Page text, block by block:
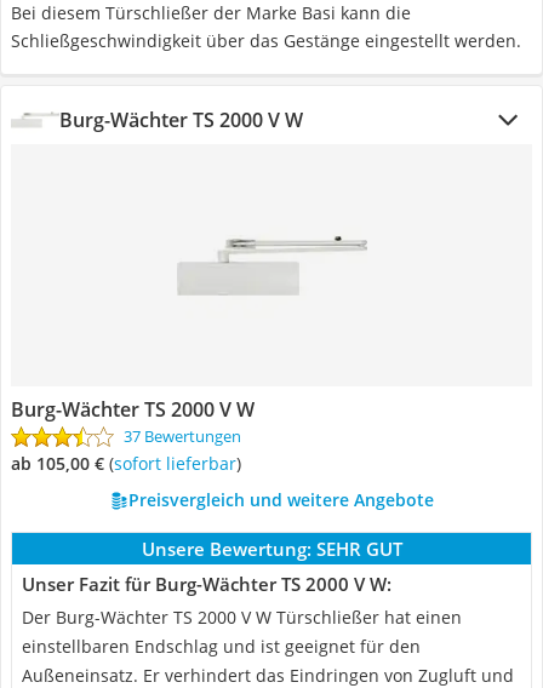
Bei diesem Türschließer der Marke Basi kann die
Schließgeschwindigkeit über das Gestänge eingestellt werden.
Burg-Wächter TS 2000 V W
Burg-Wächter TS 2000 V W
37 Bewertungen
ab 105,00 € ( Sofort lieferbar)
Preisvergleich und weitere Angebote
Unsere Bewertung: SEHR GUT
Unser Fazit für Burg-Wächter TS 2000 V W:
Der Burg-Wächter TS 2000 V W Türschließer hat einen
einstellbaren Endschlag und ist geeignet für den
Außeneinsatz. Er verhindert das Eindringen von Zugluft und